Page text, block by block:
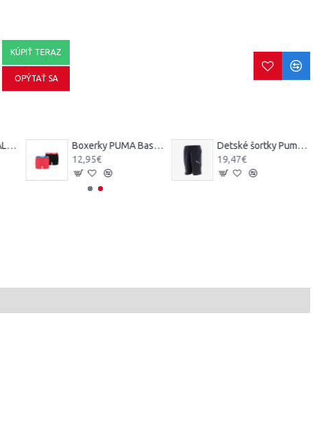
KÚPIŤ TERAZ
OPÝTAŤ SA
PUMA STREETBALLER ľahké tenisky
Boxerky PUMA Basic Jr detské
12,95€
Detské šortky Puma Active Sport
19,47€